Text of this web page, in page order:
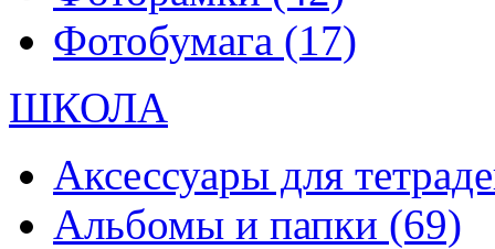
Фотобумага (17)
ШКОЛА
Аксессуары для
Альбомы и папки (69)